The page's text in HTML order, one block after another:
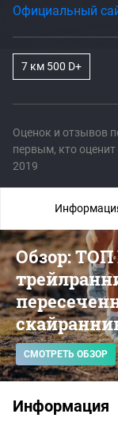
Оценок и отзывов
первым, кто
2019
Официальный
7 км 500 D+
Обзор: ТОП
СМОТРЕТЬ ОБЗОР
Информация